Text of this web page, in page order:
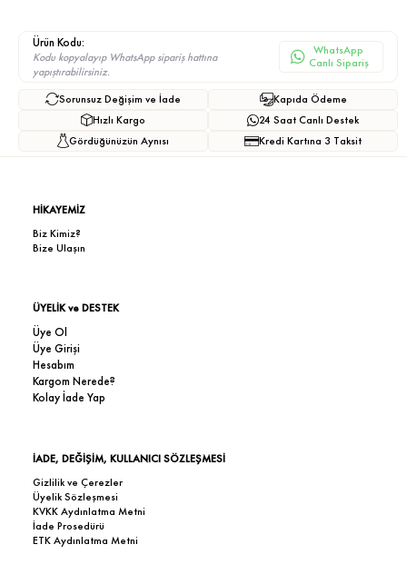
Ürün Kodu:
Kodu kopyalayıp WhatsApp sipariş hattına
yapıştırabilirsiniz.
WhatsApp
Canlı Sipariş
Sorunsuz Değişim ve İade
Hızlı Kargo
Gördüğünüzün Aynısı
Kapıda Ödeme
24 Saat Canlı Destek
Kredi Kartına 3 Taksit
HİKAYEMİZ
Biz Kimiz?
Bize Ulaşın
ÜYELİK ve DESTEK
Üye Ol
Üye Girişi
Hesabım
Kargom Nerede?
Kolay İade Yap
İADE, DEĞİŞİM, KULLANICI SÖZLEŞMESİ
Gizlilik ve Çerezler
Üyelik Sözleşmesi
KVKK Aydınlatma Metni
İade Prosedürü
ETK Aydınlatma Metni